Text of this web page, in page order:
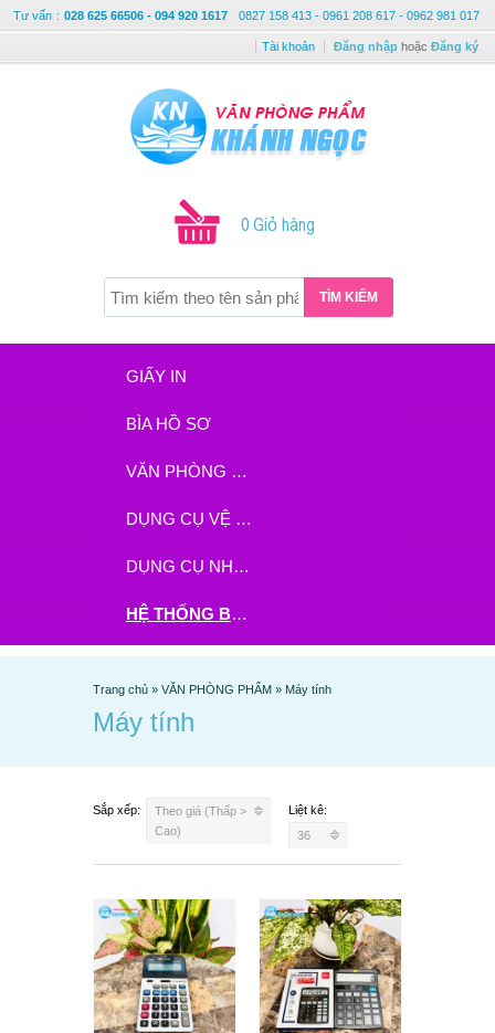
Tư vấn : 028 625 66506 - 094 920 1617 0827 158 413 - 0961 208 617 - 0962 981 017
Tài khoản Đăng nhập hoặc Đăng ký
0 Giỏ hàng
TÌM KIẾM
GIẤY IN
BÌA HỒ SƠ
VĂN PHÒNG PHẨM
DỤNG CỤ VỆ SINH
DỤNG CỤ NHÀ BẾP
HỆ THỐNG BHX - TGDĐ ĐẶT HÀNG TẠI ĐÂY
Trang chủ » VĂN PHÒNG PHẨM » Máy tính
Máy tính
Sắp xếp:
Theo giá (Thấp >
Cao)
Liệt kê:
36